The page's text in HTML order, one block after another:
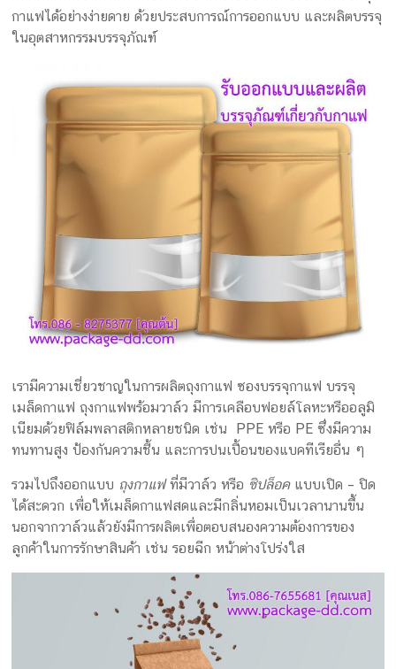
กาแฟได้อย่างง่ายดาย ด้วยประสบการณ์การออกแบบ และผลิตบรรจุ
ในอุตสาหกรรมบรรจุภัณฑ์
เรามีความเชี่ยวชาญในการผลิตถุงกาแฟ ซองบรรจุกาแฟ บรรจุ
เมล็ดกาแฟ ถุงกาแฟพร้อมวาล์ว มีการเคลือบฟอยล์โลหะหรืออลูมิ
เนียมด้วยฟิล์มพลาสติกหลายชนิด เช่น PPE หรือ PE ซึ่งมีความ
ทนทานสูง ป้องกันความชื้น และการปนเปื้อนของแบคทีเรียอื่น ๆ
รวมไปถึงออกแบบ ถุงกาแฟที่มีวาล์ว หรือ ซิปล็อคแบบเปิด – ปิด
ได้สะดวก เพื่อให้เมล็ดกาแฟสดและมีกลิ่นหอมเป็นเวลานานขึ้น
นอกจากวาล์วแล้วยังมีการผลิตเพื่อตอบสนองความต้องการของ
ลูกค้าในการรักษาสินค้า เช่น รอยฉีก หน้าต่างโปร่งใส